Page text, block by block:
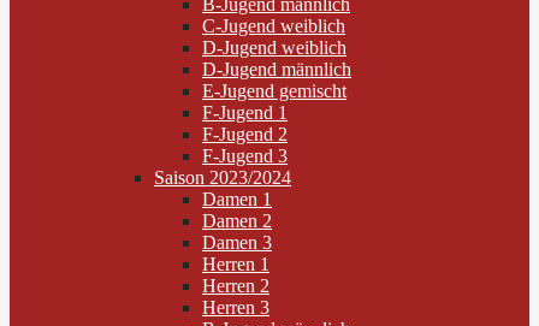
B-Jugend männlich
C-Jugend weiblich
D-Jugend weiblich
D-Jugend männlich
E-Jugend gemischt
F-Jugend 1
F-Jugend 2
F-Jugend 3
Saison 2023/2024
Damen 1
Damen 2
Damen 3
Herren 1
Herren 2
Herren 3